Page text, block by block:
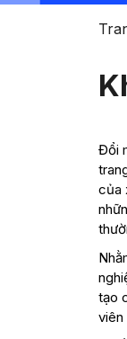
Đổi
của
tạo
viên